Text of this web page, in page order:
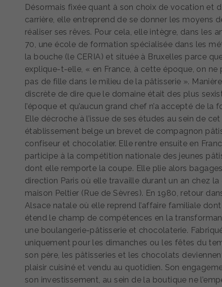
Désormais fixée quant à son choix de vocation et
carrière, elle entreprend de se donner les moyens
réaliser ses rêves. Pour cela, elle intègre, dans les
70, une école de formation spécialisée dans les
la bouche (le CERIA) et située à Bruxelles parce
explique-t-elle, « en France, à cette époque, on ne
pas de fille dans le milieu de la pâtisserie ».
discrète de dire que le domaine était des plus
l’époque et qu’aucun grand chef n’a accepté de la
Elle décroche à l’issue de ses études au sein de cet
établissement belge un brevet de compagnon
confiseur et chocolatier. Elle rentre ensuite en
participe à la compétition nationale des jeunes
dont elle remporte la coupe. Elle plie alors
direction Paris où elle travaille durant un an chez la
maison Peltier (Rue de Sèvres). En 1980, retour
Alsace natale où elle reprend l’affaire familiale
étend le champ de compétences en la
une boulangerie-pâtisserie et chocolaterie.
uniquement pour les dimanches ou les fêtes du
son père, les pâtisseries et les chocolats
plaisir cuisiné et vendu au quotidien. Son
son investissement, au sein de la boutique ne